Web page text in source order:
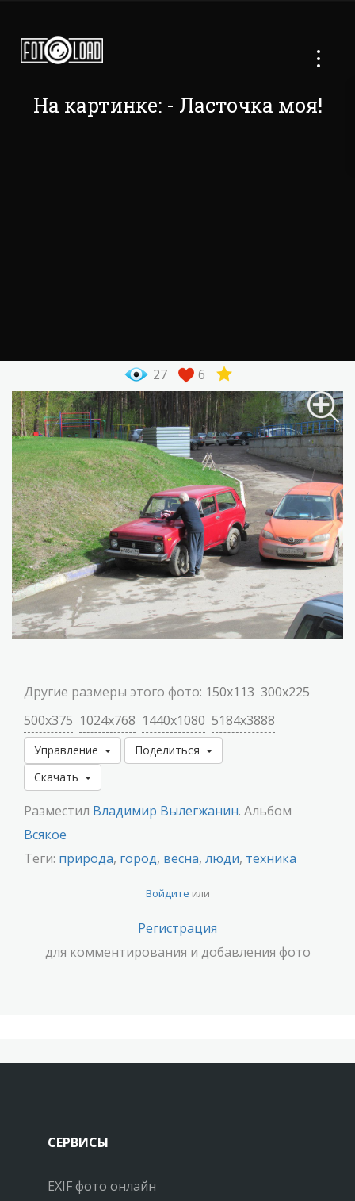
На картинке: - Ласточка моя!
27 6
Другие размеры этого фото: 150x113 300x225
500x375 1024x768 1440x1080 5184x3888
Управление
Поделиться
Скачать
Разместил Владимир Вылегжанин. Альбом
Всякое
Теги: природа, город, весна, люди, техника
Войдите или
Регистрация
для комментирования и добавления фото
СЕРВИСЫ
EXIF фото онлайн